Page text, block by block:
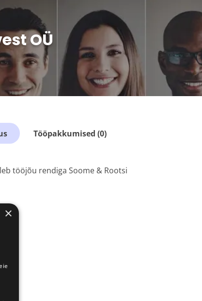
OÜ
Tööpakkumised (0)
tööjõu rendiga Soome & Rootsi
×